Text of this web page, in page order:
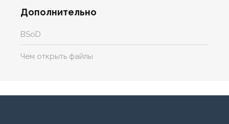
Дополнительно
BSoD
Чем открыть файлы